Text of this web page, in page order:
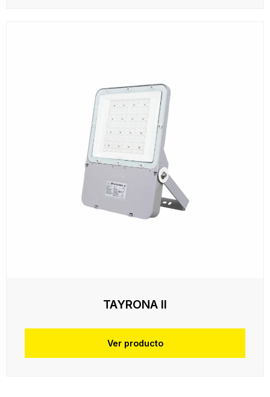
TAYRONA II
Ver producto